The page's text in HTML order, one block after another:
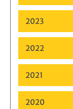
2023
2022
2021
2020